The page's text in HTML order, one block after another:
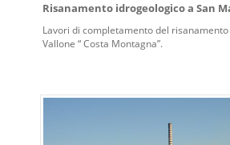
Risanamento idrogeologico a San
Lavori di completamento del
Vallone “ Costa Montagna”.